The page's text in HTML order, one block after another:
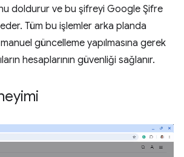
doldurur ve bu şifreyi Google Şifre
Tüm bu işlemler arka planda
güncelleme yapılmasına gerek
hesaplarının güvenliği sağlanır.